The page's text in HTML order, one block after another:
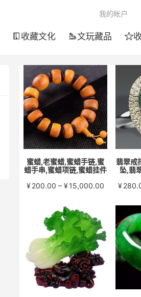
 收藏文化 文玩藏品 
我的帐户
蜜蜡,老蜜蜡,蜜蜡手链,蜜
蜡手串,蜜蜡项链,蜜蜡挂件
¥200.00 – ¥15,000.00
¥200.00
至
翡翠戒
坠,翡
¥